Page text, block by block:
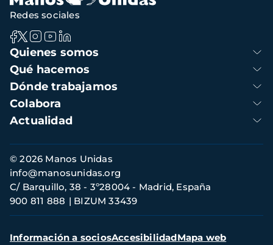
Navegación
principal
Quienes somos
Qué hacemos
Dónde trabajamos
Colabora
Actualidad
Redes sociales
Información
de
contacto
© 2026 Manos Unidas
C/ Barquillo, 38 - 3º28004 - Madrid, España
900 811 888
BIZUM 33439
info@manosunidas.org
Menú
Información a sociosAccesibilidadMapa web